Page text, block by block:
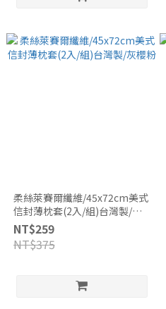
柔絲萊賽爾纖維/45x72cm美式
信封薄枕套(2入/組)台灣製/灰
櫻粉
NT$259
NT$375